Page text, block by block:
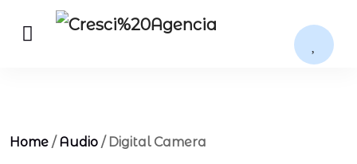
Home / Audio / Digital Camera